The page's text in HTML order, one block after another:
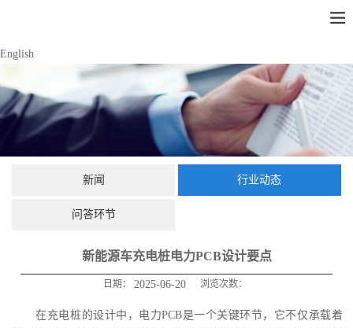
English
新闻 行业动态
问答环节
新能源车充电桩电力PCB设计要点
日期： 2025-06-20 浏览次数：
在充电桩的设计中，电力PCB是一个关键环节，它不仅承载着